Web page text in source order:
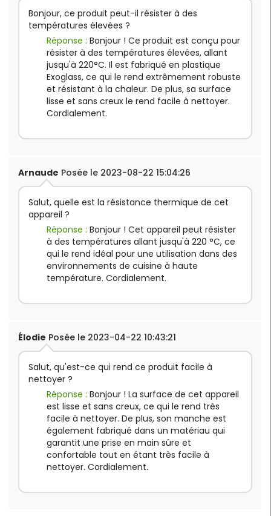
Bonjour, ce produit peut-il résister à des
températures élevées ?
Réponse : Bonjour ! Ce produit est conçu pour
résister à des températures élevées, allant
jusqu'à 220°C. Il est fabriqué en plastique
Exoglass, ce qui le rend extrêmement robuste
et résistant à la chaleur. De plus, sa surface
lisse et sans creux le rend facile à nettoyer.
Cordialement.
Arnaude Posée le 2023-08-22 15:04:26
Salut, quelle est la résistance thermique de cet
appareil ?
Réponse : Bonjour ! Cet appareil peut résister
à des températures allant jusqu'à 220 °C, ce
qui le rend idéal pour une utilisation dans des
environnements de cuisine à haute
température. Cordialement.
Élodie Posée le 2023-04-22 10:43:21
Salut, qu'est-ce qui rend ce produit facile à
nettoyer ?
Réponse : Bonjour ! La surface de cet appareil
est lisse et sans creux, ce qui le rend très
facile à nettoyer. De plus, son manche est
également fabriqué dans un matériau qui
garantit une prise en main sûre et
confortable tout en étant très facile à
nettoyer. Cordialement.